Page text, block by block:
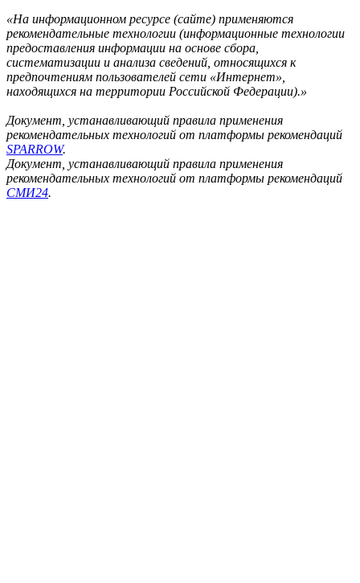
«На информационном ресурсе (сайте) применяются
рекомендательные технологии (информационные технологии
предоставления информации на основе сбора,
систематизации и анализа сведений, относящихся к
предпочтениям пользователей сети «Интернет»,
находящихся на территории Российской Федерации).»
Документ, устанавливающий правила применения
рекомендательных технологий от платформы рекомендаций
SPARROW.
Документ, устанавливающий правила применения
рекомендательных технологий от платформы рекомендаций
СМИ24.